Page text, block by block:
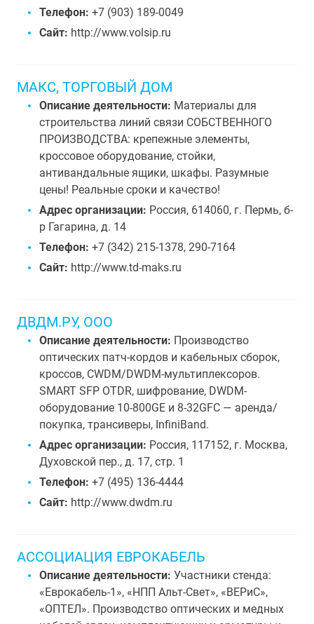
Телефон: +7 (903) 189-0049
Сайт: http://www.volsip.ru
МАКС, ТОРГОВЫЙ ДОМ
Описание деятельности: Материалы для
строительства линий связи СОБСТВЕННОГО
ПРОИЗВОДСТВА: крепежные элементы,
кроссовое оборудование, стойки,
антивандальные ящики, шкафы. Разумные
цены! Реальные сроки и качество!
Адрес организации: Россия, 614060, г. Пермь, б-
р Гагарина, д. 14
Телефон: +7 (342) 215-1378, 290-7164
Сайт: http://www.td-maks.ru
ДВДМ.РУ, ООО
Описание деятельности: Производство
оптических патч-кордов и кабельных сборок,
кроссов, CWDM/DWDM-мультиплексоров.
SMART SFP OTDR, шифрование, DWDM-
оборудование 10-800GE и 8-32GFC — аренда/
покупка, трансиверы, InfiniBand.
Адрес организации: Россия, 117152, г. Москва,
Духовской пер., д. 17, стр. 1
Телефон: +7 (495) 136-4444
Сайт: http://www.dwdm.ru
АССОЦИАЦИЯ ЕВРОКАБЕЛЬ
Описание деятельности: Участники стенда:
«Еврокабель-1», «НПП Альт-Свет», «ВЕРиС»,
«ОПТЕЛ». Производство оптических и медных